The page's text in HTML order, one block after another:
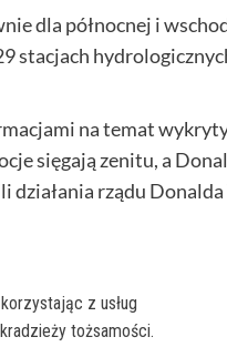
dla północnej i
stacjach
na temat
sięgają zenitu, a
działania rządu
z usług
tożsamości.